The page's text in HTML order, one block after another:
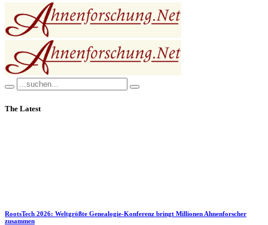
The Latest
RootsTech 2026: Weltgrößte Genealogie-Konferenz bringt Millionen Ahnenforscher
zusammen